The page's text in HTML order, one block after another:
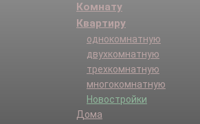
Комнату
Квартиру
однокомнатную
двухкомнатную
трехкомнатную
многокомнатную
Новостройки
Дома